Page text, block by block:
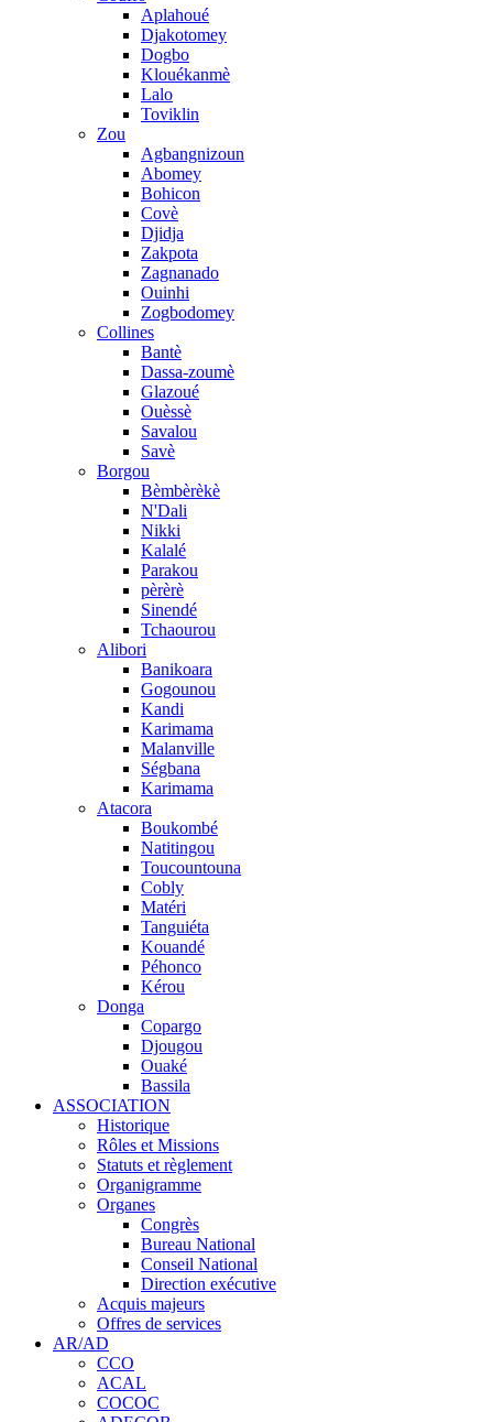
Aplahoué
Djakotomey
Dogbo
Klouékanmè
Lalo
Toviklin
Zou
Agbangnizoun
Abomey
Bohicon
Covè
Djidja
Zakpota
Zagnanado
Ouinhi
Zogbodomey
Collines
Bantè
Dassa-zoumè
Glazoué
Ouèssè
Savalou
Savè
Borgou
Bèmbèrèkè
N'Dali
Nikki
Kalalé
Parakou
pèrèrè
Sinendé
Tchaourou
Alibori
Banikoara
Gogounou
Kandi
Karimama
Malanville
Ségbana
Karimama
Atacora
Boukombé
Natitingou
Toucountouna
Cobly
Matéri
Tanguiéta
Kouandé
Péhonco
Kérou
Donga
Copargo
Djougou
Ouaké
Bassila
ASSOCIATION
Historique
Rôles et Missions
Statuts et règlement
Organigramme
Organes
Congrès
Bureau National
Conseil National
Direction exécutive
Acquis majeurs
Offres de services
AR/AD
CCO
ACAL
COCOC